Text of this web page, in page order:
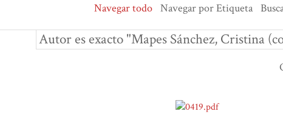
Navegar todo Navegar por Etiqueta
Autor es exacto "Mapes Sánchez, Cristina